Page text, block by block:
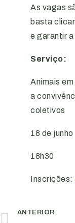
As vagas
basta
e garantir a
Serviço:
Animais
a
coletivos
18 de junho
18h30
Inscrições:
ANTERIOR